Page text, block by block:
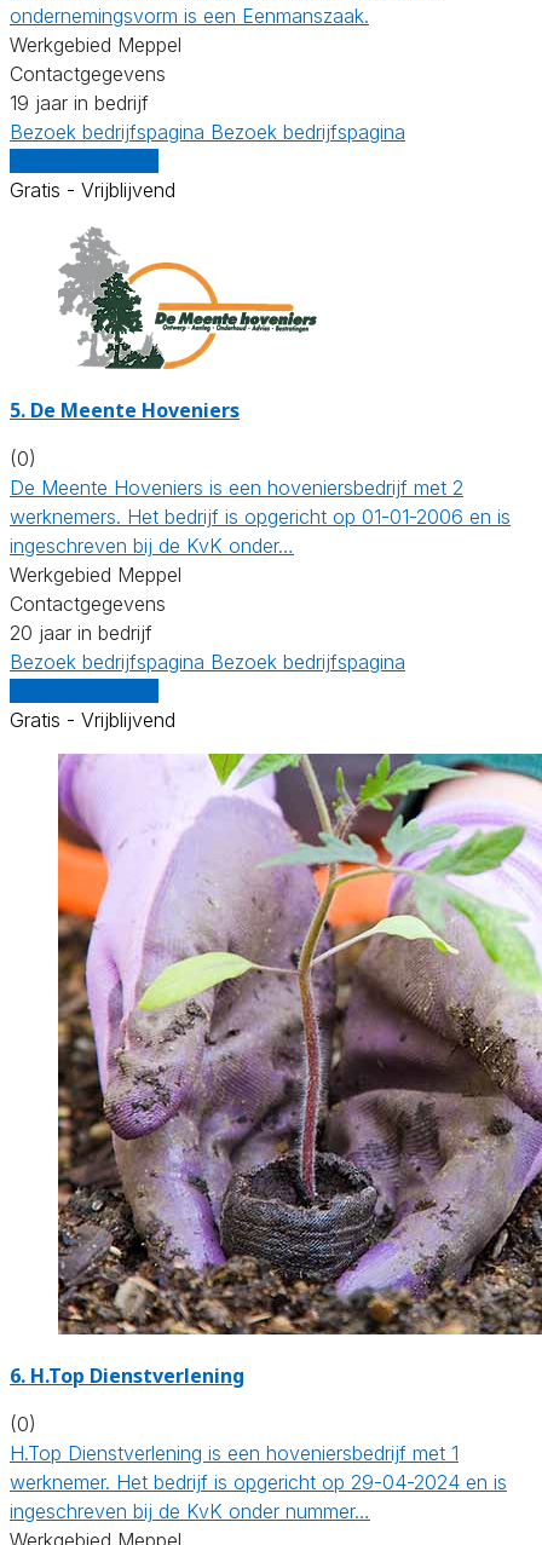
ondernemingsvorm is een Eenmanszaak.
Werkgebied Meppel
Contactgegevens
19 jaar in bedrijf
Bezoek bedrijfspagina Bezoek bedrijfspagina
Gratis - Vrijblijvend
5. De Meente Hoveniers
(0)
De Meente Hoveniers is een hoveniersbedrijf met 2
werknemers. Het bedrijf is opgericht op 01-01-2006 en is
ingeschreven bij de KvK onder…
Werkgebied Meppel
Contactgegevens
20 jaar in bedrijf
Bezoek bedrijfspagina Bezoek bedrijfspagina
Gratis - Vrijblijvend
6. H.Top Dienstverlening
(0)
H.Top Dienstverlening is een hoveniersbedrijf met 1
werknemer. Het bedrijf is opgericht op 29-04-2024 en is
ingeschreven bij de KvK onder nummer…
Werkgebied Meppel